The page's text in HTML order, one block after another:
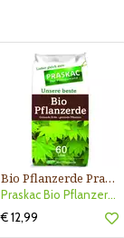
Bio Pflanzerde Praskac
Praskac Bio Pflanzerde
€ 12,99